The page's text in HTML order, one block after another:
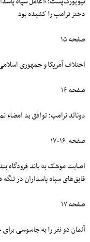
دختر ترامپ را کشیده بود
صفحه ۱۵
اختلاف آمریکا و جمهوری
صفحه ۱۶
دونالد ترامپ: توافق بد
صفحه ۱۶-۱۷
اصابت موشک به باند فرودگاه
قایق‌های سپاه پاسداران در تنگه
صفحه ۱۷
آلمان دو نفر را به جاسوسی